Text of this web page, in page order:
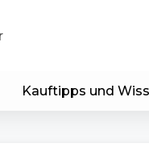
Kauftipps und